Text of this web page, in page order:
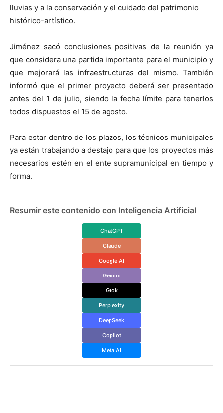
lluvias y a la conservación y el cuidado del patrimonio
histórico-artístico.
Jiménez sacó conclusiones positivas de la reunión ya
que considera una partida importante para el municipio y
que mejorará las infraestructuras del mismo. También
informó que el primer proyecto deberá ser presentado
antes del 1 de julio, siendo la fecha límite para tenerlos
todos dispuestos el 15 de agosto.
Para estar dentro de los plazos, los técnicos municipales
ya están trabajando a destajo para que los proyectos más
necesarios estén en el ente supramunicipal en tiempo y
forma.
Resumir este contenido con Inteligencia Artificial
ChatGPT
Claude
Google AI
Gemini
Grok
Perplexity
DeepSeek
Copilot
Meta AI